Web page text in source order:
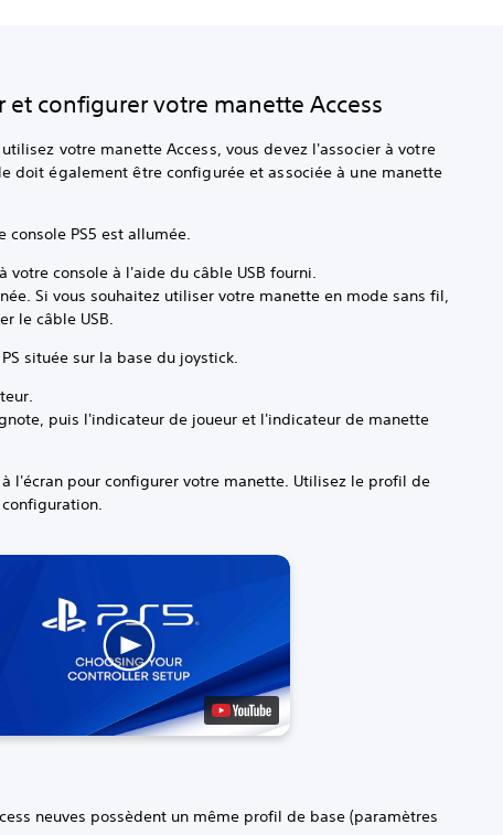
et configurer votre manette Access
votre manette Access, vous devez l'associer à votre
doit également être configurée et associée à une manette
console PS5 est allumée.
votre console à l'aide du câble USB fourni.
Si vous souhaitez utiliser votre manette en mode sans fil,
le câble USB.
située sur la base du joystick.
puis l'indicateur de joueur et l'indicateur de manette
l'écran pour configurer votre manette. Utilisez le profil de
neuves possèdent un même profil de base (paramètres